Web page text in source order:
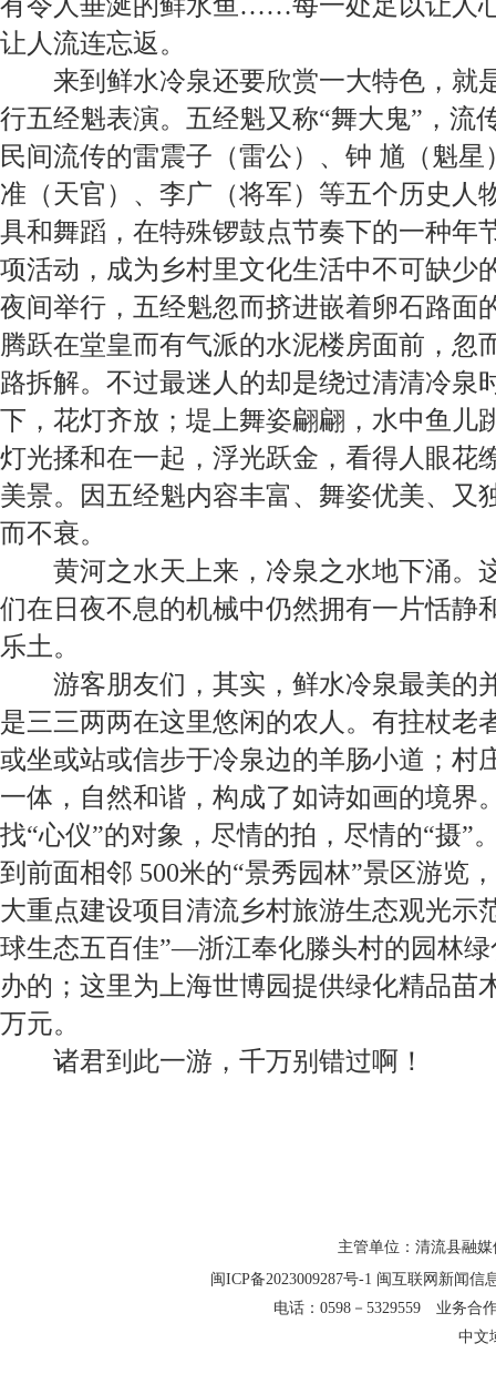
让人流连忘返。
来到鲜水冷泉还要欣赏一大特色，就
行五经魁表演。五经魁又称“舞大鬼”，流
民间流传的雷震子（雷公）、钟 馗 （魁
准（天官）、李广（将军）等五个历史人
具和舞蹈，在特殊锣鼓点节奏下的一种年
项活动，成为乡村里文化生活中不可缺少
夜间举行，五经魁忽而挤进嵌着卵石路面
腾跃在堂皇而有气派的水泥楼房面前，忽
路拆解。不过最迷人的却是绕过清清冷泉
下，花灯齐放；堤上舞姿翩翩，水中鱼儿
灯光揉和在一起，浮光跃金，看得人眼花
美景。因五经魁内容丰富、舞姿优美、又
而不衰。
黄河之水天上来，冷泉之水地下涌。
们在日夜不息的机械中仍然拥有一片恬静
乐土。
游客朋友们，其实，鲜水冷泉最美的
是三三两两在这里悠闲的农人。有拄杖老
或坐或站或信步于冷泉边的羊肠小道；村
一体，自然和谐，构成了如诗如画的境界
找“心仪”的对象，尽情的拍，尽情的“摄”
到前面相邻 500米的“景秀园林”景区游览
大重点建设项目清流乡村旅游生态观光示
球生态五百佳”—浙江奉化滕头村的园林
办的；这里为上海世博园提供绿化精品苗
万元。
诸君到此一游，千万别错过啊！
主管单位：清流县融
闽ICP备2023009287号-1 闽互联网新闻信
电话：0598－5329559 业务合
中文